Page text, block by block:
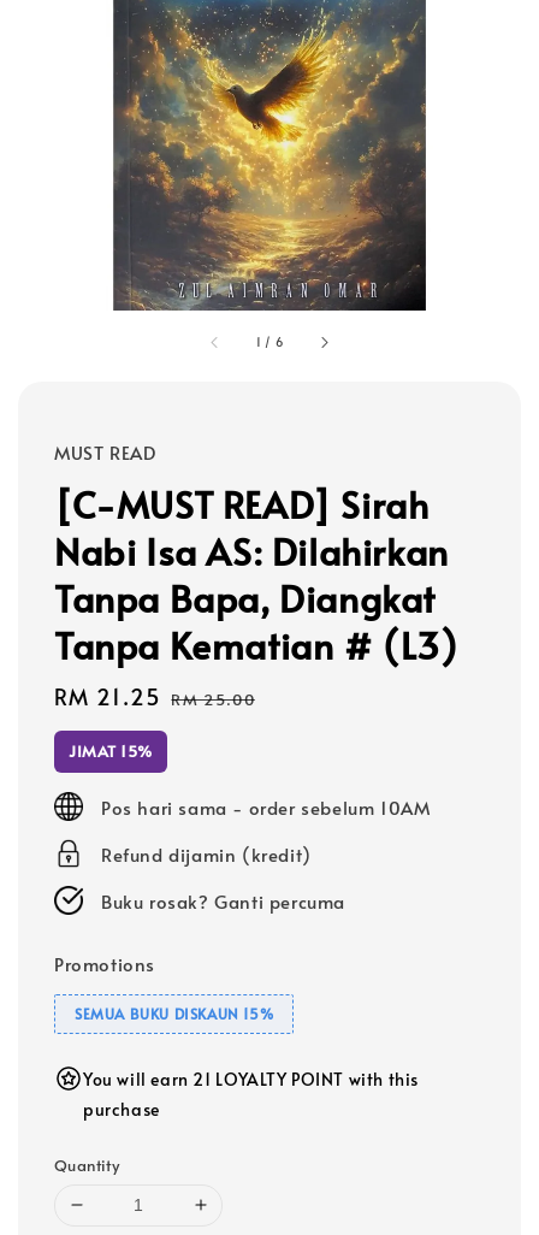
1 / 6
MUST READ
[C-MUST READ] Sirah
Nabi Isa AS: Dilahirkan
Tanpa Bapa, Diangkat
Tanpa Kematian # (L3)
Sale
price
RM 21.25 Regular
RM 25.00
JIMAT 15%
Pos hari sama - order sebelum 10AM
Refund dijamin (kredit)
Buku rosak? Ganti percuma
Promotions
SEMUA BUKU DISKAUN 15%
You will earn 21 LOYALTY POINT with this
purchase
Quantity